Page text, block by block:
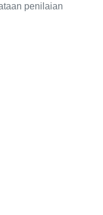
penilaian